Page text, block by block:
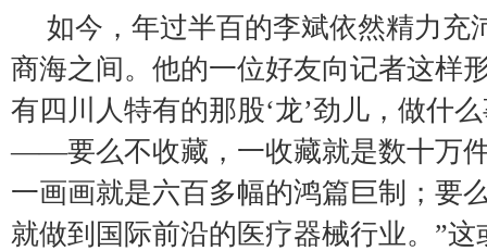
如今，年过半百的李斌依然精力充
商海之间。他的一位好友向记者这样
有四川人特有的那股‘龙’劲儿，做什
——要么不收藏，一收藏就是数十万
一画画就是六百多幅的鸿篇巨制；要
就做到国际前沿的医疗器械行业。”